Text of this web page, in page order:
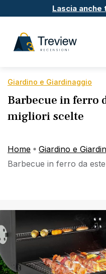
Lascia anche
Giardino e Giardinaggio
Barbecue in ferro
migliori scelte
Home
Giardino e
Barbecue in ferro da